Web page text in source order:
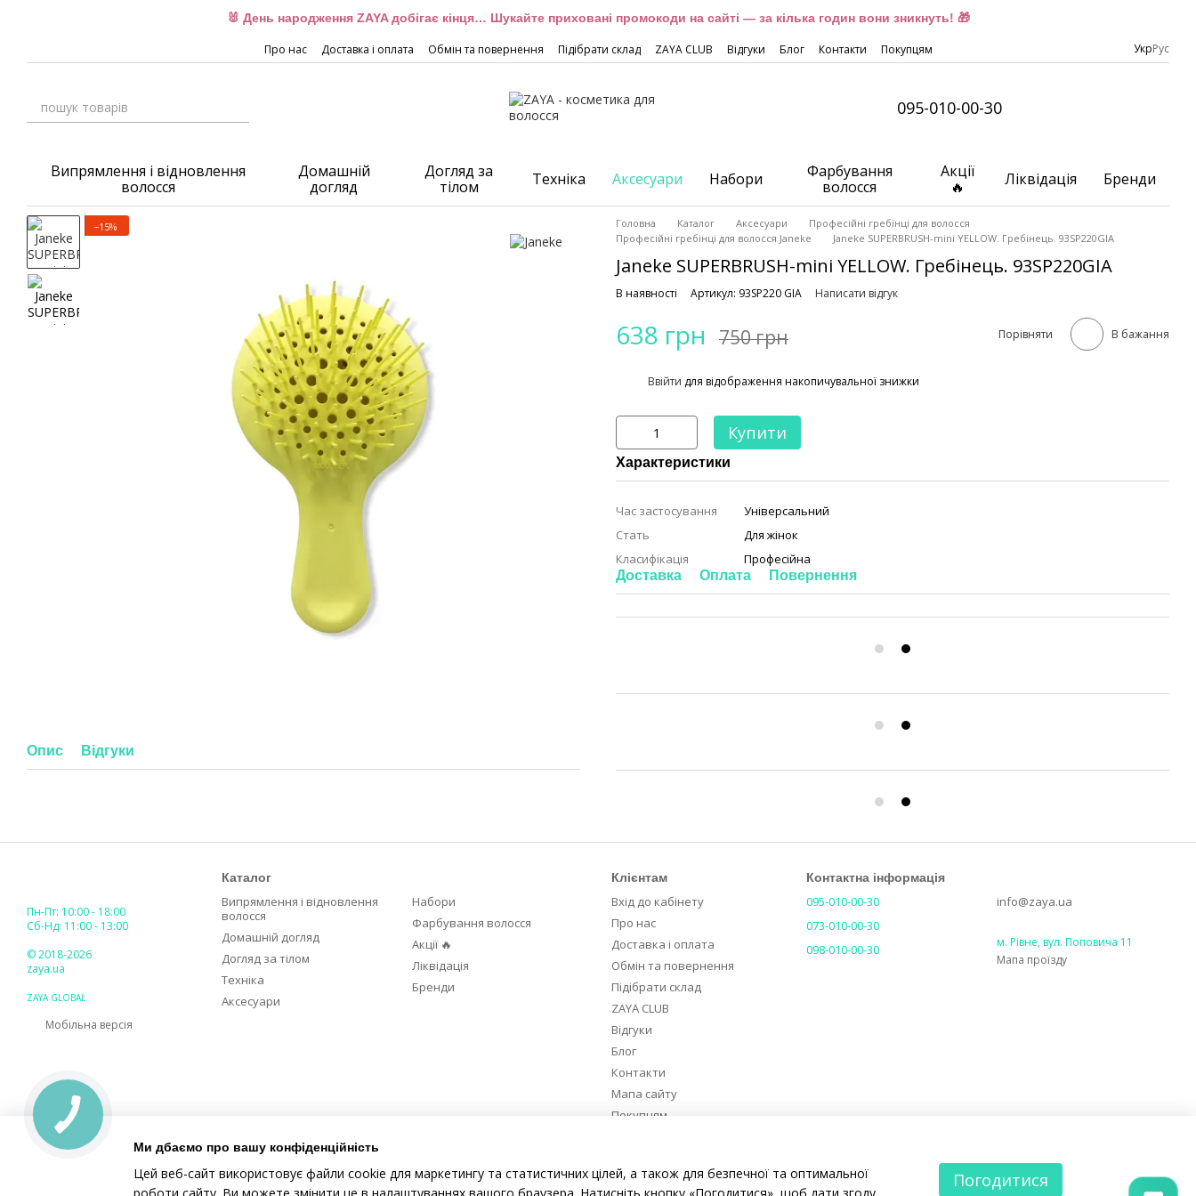
🐰 День народження ZAYA добігає кінця… Шукайте приховані промокоди на сайті — за кілька годин вони зникнуть! 🎁
Про нас Доставка і оплата Обмін та повернення Підібрати склад ZAYA CLUB Відгуки Блог Контакти Покупцям УкрРус
095-010-00-30
Випрямлення і відновлення
волосся
Домашній
догляд
Догляд за
тілом
Техніка Аксесуари Набори
Фарбування
волосся
Акції
🔥
Ліквідація Бренди
−15%
Опис Відгуки
Головна Каталог Аксесуари
Професійні гребінці для волосся
Професійні гребінці для волосся Janeke
Janeke SUPERBRUSH-mini YELLOW. Гребінець. 93SP220GIA
Janeke SUPERBRUSH-mini YELLOW. Гребінець. 93SP220GIA
В наявності Артикул: 93SP220 GIA Написати відгук
638 грн 750 грн Порівняти В бажання
Ввійти для відображення накопичувальної знижки
Купити
Характеристики
Час застосування
Універсальний
Стать
Для жінок
Класифікація
Професійна
Доставка Оплата Повернення
Пн-Пт: 10:00 - 18:00
Сб-Нд: 11:00 - 13:00
© 2018-2026
zaya.ua
ZAYA GLOBAL
Мобільна версія
Каталог
Випрямлення і відновлення
волосся
Домашній догляд
Догляд за тілом
Техніка
Аксесуари
Набори
Фарбування волосся
Акції 🔥
Ліквідація
Бренди
Клієнтам
Вхід до кабінету
Про нас
Доставка і оплата
Обмін та повернення
Підібрати склад
ZAYA CLUB
Відгуки
Блог
Контакти
Мапа сайту
Покупцям
Контактна інформація
095-010-00-30
073-010-00-30
098-010-00-30
info@zaya.ua
м. Рівне, вул. Поповича 11
Мапа проїзду
Ми дбаємо про вашу конфіденційність
Цей веб-сайт використовує файли cookie для маркетингу та статистичних цілей, а також для безпечної та оптимальної
Погодитися